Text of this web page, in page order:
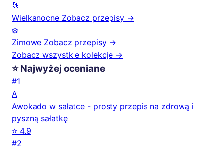
🐰
Wielkanocne Zobacz przepisy →
❄️
Zimowe Zobacz przepisy →
Zobacz wszystkie kolekcje →
⭐ Najwyżej oceniane
#1
A
Awokado w sałatce - prosty przepis na zdrową i
pyszną sałatkę
⭐ 4.9
#2